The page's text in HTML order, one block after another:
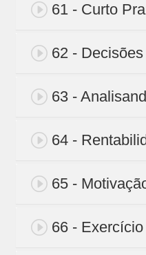
61 - Curto
62 -
63 -
64 -
65 -
66 -